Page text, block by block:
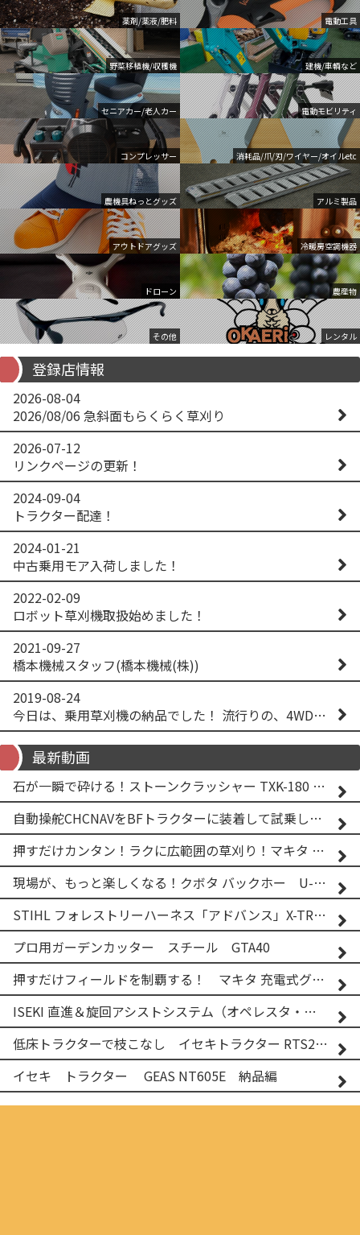
薬剤/薬液/肥料 電動工具
野菜移植機/収穫機 建機/車輌など
セニアカー/老人カー 電動モビリティ
コンプレッサー 消耗品/爪/刃/ワイヤー/オイルetc
農機具ねっとグッズ アルミ製品
アウトドアグッズ 冷暖房空調機器
ドローン 農産物
その他 レンタル
登録店情報
2026-08-04
2026/08/06 急斜面もらくらく草刈り
2026-07-12
リンクページの更新！
2024-09-04
トラクター配達！
2024-01-21
中古乗用モア入荷しました！
2022-02-09
ロボット草刈機取扱始めました！
2021-09-27
橋本機械スタッフ(橋本機械(株))
2019-08-24
今日は、乗用草刈機の納品でした！ 流行りの、4WD！ #イセキアグリ #オーレック #四駆 #増税間近
最新動画
石が一瞬で砕ける！ストーンクラッシャー TXK-180 実演
自動操舵CHCNAVをBFトラクターに装着して試乗してみた！！ CHCNAV NX610
押すだけカンタン！ラクに広範囲の草刈り！マキタ バッテリー式草刈り機 MUG001G 2
現場が、もっと楽しくなる！クボタ バックホー U-25-3A
STIHL フォレストリーハーネス「アドバンス」X-TREEm
プロ用ガーデンカッター スチール GTA40
押すだけフィールドを制覇する！ マキタ 充電式グランドトリマー MUG001G
ISEKI 直進＆旋回アシストシステム（オペレスタ・ターン）搭載 イセキ 乗用田植機 PRJ8D-ZJL
低床トラクターで枝こなし イセキトラクター RTS205NS & フレールモア FNC1202F
イセキ トラクター GEAS NT605E 納品編